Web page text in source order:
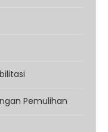
Pemulihan